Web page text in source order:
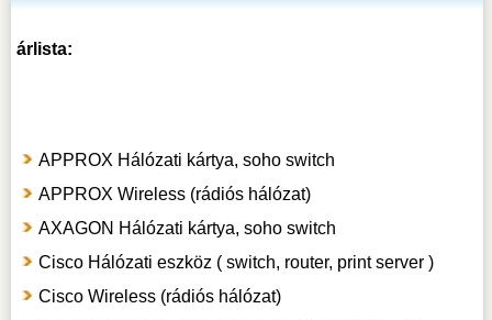
árlista:
APPROX Hálózati kártya, soho switch
APPROX Wireless (rádiós hálózat)
AXAGON Hálózati kártya, soho switch
Cisco Hálózati eszköz ( switch, router, print server )
Cisco Wireless (rádiós hálózat)